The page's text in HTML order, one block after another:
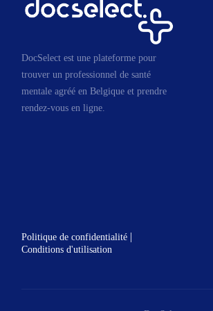
DocSelect est une plateforme pour
trouver un professionnel de santé
mentale agréé en Belgique et prendre
rendez-vous en ligne.
Politique de confidentialité |
Conditions d'utilisation